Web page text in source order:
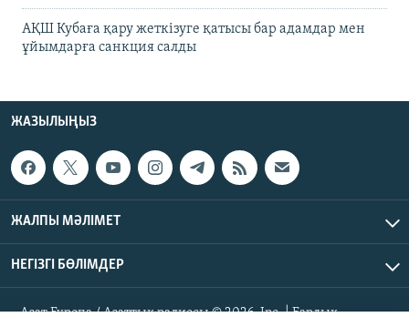
АҚШ Кубаға қару жеткізуге қатысы бар адамдар мен
ұйымдарға санкция салды
ЖАЗЫЛЫҢЫЗ
ЖАЛПЫ МӘЛІМЕТ
НЕГІЗГІ БӨЛІМДЕР
Азат Еуропа / Азаттық радиосы © 2026, Inc. | Барлық